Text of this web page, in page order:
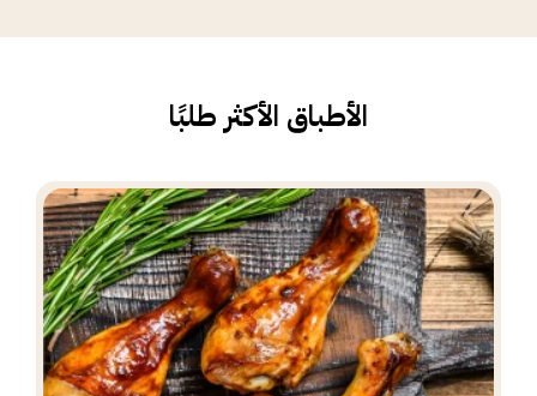
الأطباق الأكثر طلبًا